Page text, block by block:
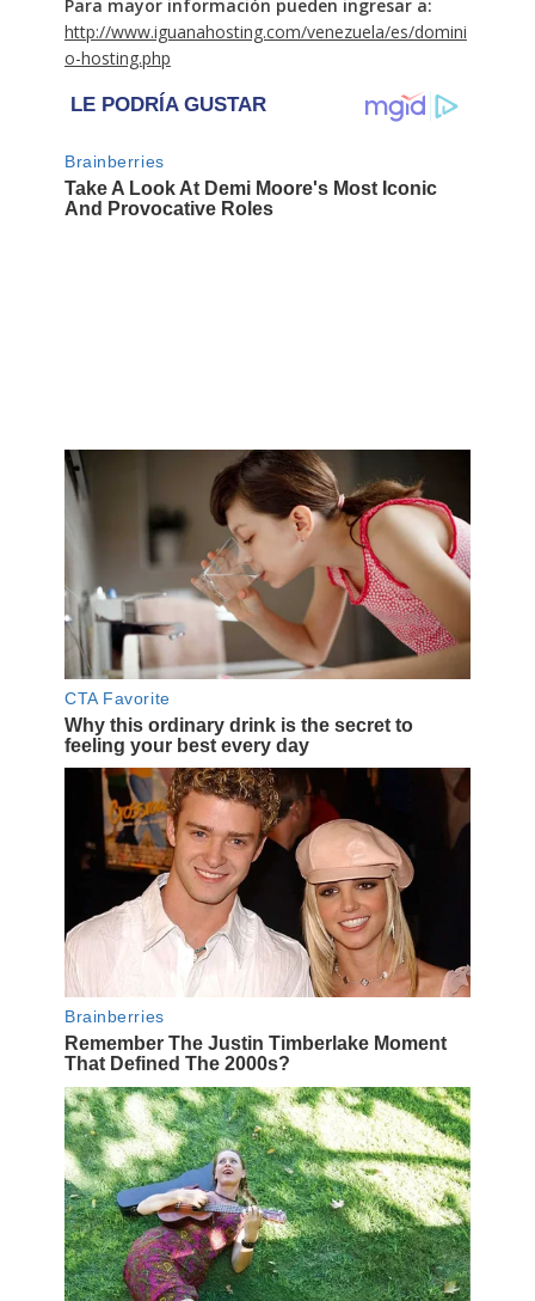
Para mayor información pueden ingresar a:
http://www.iguanahosting.com/venezuela/es/domini
o-hosting.php